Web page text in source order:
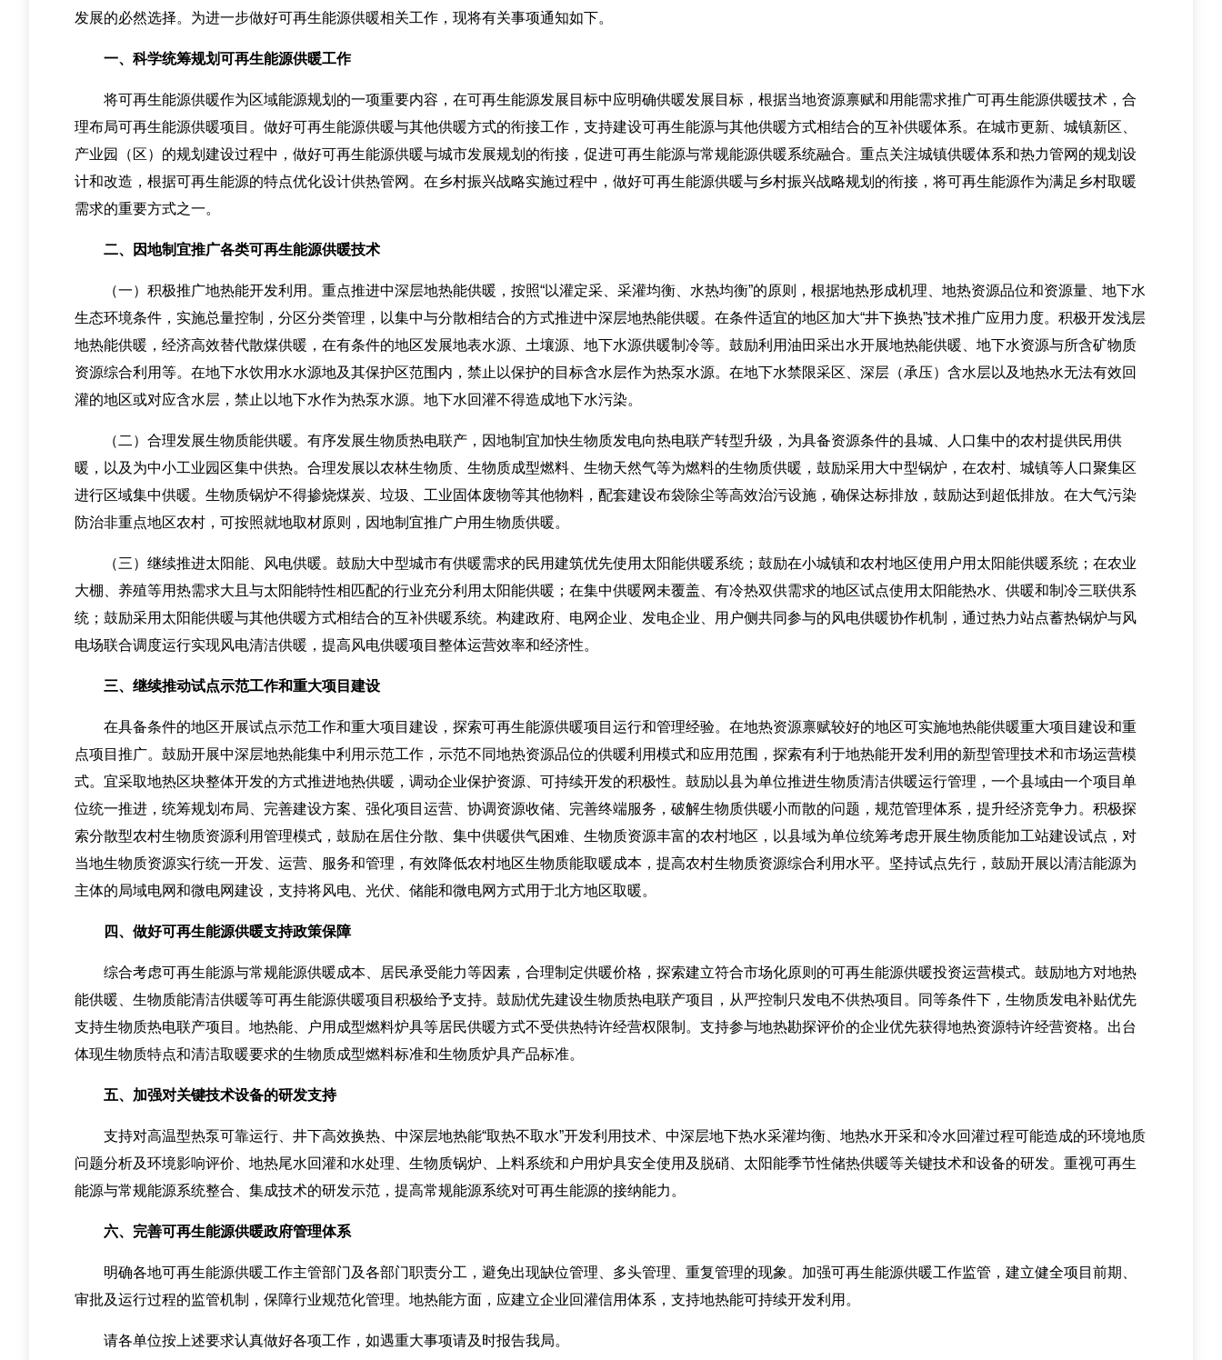
发展的必然选择。为进一步做好可再生能源供暖相关工作，现将有关事项通知如下。
一、科学统筹规划可再生能源供暖工作
将可再生能源供暖作为区域能源规划的一项重要内容，在可再生能源发展目标中应明确供暖发展目标，根据当地资源禀赋和用能需求推广可再生能源供暖技术，合
理布局可再生能源供暖项目。做好可再生能源供暖与其他供暖方式的衔接工作，支持建设可再生能源与其他供暖方式相结合的互补供暖体系。在城市更新、城镇新区、
产业园（区）的规划建设过程中，做好可再生能源供暖与城市发展规划的衔接，促进可再生能源与常规能源供暖系统融合。重点关注城镇供暖体系和热力管网的规划设
计和改造，根据可再生能源的特点优化设计供热管网。在乡村振兴战略实施过程中，做好可再生能源供暖与乡村振兴战略规划的衔接，将可再生能源作为满足乡村取暖
需求的重要方式之一。
二、因地制宜推广各类可再生能源供暖技术
（一）积极推广地热能开发利用。重点推进中深层地热能供暖，按照“以灌定采、采灌均衡、水热均衡”的原则，根据地热形成机理、地热资源品位和资源量、地下水
生态环境条件，实施总量控制，分区分类管理，以集中与分散相结合的方式推进中深层地热能供暖。在条件适宜的地区加大“井下换热”技术推广应用力度。积极开发浅层
地热能供暖，经济高效替代散煤供暖，在有条件的地区发展地表水源、土壤源、地下水源供暖制冷等。鼓励利用油田采出水开展地热能供暖、地下水资源与所含矿物质
资源综合利用等。在地下水饮用水水源地及其保护区范围内，禁止以保护的目标含水层作为热泵水源。在地下水禁限采区、深层（承压）含水层以及地热水无法有效回
灌的地区或对应含水层，禁止以地下水作为热泵水源。地下水回灌不得造成地下水污染。
（二）合理发展生物质能供暖。有序发展生物质热电联产，因地制宜加快生物质发电向热电联产转型升级，为具备资源条件的县城、人口集中的农村提供民用供
暖，以及为中小工业园区集中供热。合理发展以农林生物质、生物质成型燃料、生物天然气等为燃料的生物质供暖，鼓励采用大中型锅炉，在农村、城镇等人口聚集区
进行区域集中供暖。生物质锅炉不得掺烧煤炭、垃圾、工业固体废物等其他物料，配套建设布袋除尘等高效治污设施，确保达标排放，鼓励达到超低排放。在大气污染
防治非重点地区农村，可按照就地取材原则，因地制宜推广户用生物质供暖。
（三）继续推进太阳能、风电供暖。鼓励大中型城市有供暖需求的民用建筑优先使用太阳能供暖系统；鼓励在小城镇和农村地区使用户用太阳能供暖系统；在农业
大棚、养殖等用热需求大且与太阳能特性相匹配的行业充分利用太阳能供暖；在集中供暖网未覆盖、有冷热双供需求的地区试点使用太阳能热水、供暖和制冷三联供系
统；鼓励采用太阳能供暖与其他供暖方式相结合的互补供暖系统。构建政府、电网企业、发电企业、用户侧共同参与的风电供暖协作机制，通过热力站点蓄热锅炉与风
电场联合调度运行实现风电清洁供暖，提高风电供暖项目整体运营效率和经济性。
三、继续推动试点示范工作和重大项目建设
在具备条件的地区开展试点示范工作和重大项目建设，探索可再生能源供暖项目运行和管理经验。在地热资源禀赋较好的地区可实施地热能供暖重大项目建设和重
点项目推广。鼓励开展中深层地热能集中利用示范工作，示范不同地热资源品位的供暖利用模式和应用范围，探索有利于地热能开发利用的新型管理技术和市场运营模
式。宜采取地热区块整体开发的方式推进地热供暖，调动企业保护资源、可持续开发的积极性。鼓励以县为单位推进生物质清洁供暖运行管理，一个县域由一个项目单
位统一推进，统筹规划布局、完善建设方案、强化项目运营、协调资源收储、完善终端服务，破解生物质供暖小而散的问题，规范管理体系，提升经济竞争力。积极探
索分散型农村生物质资源利用管理模式，鼓励在居住分散、集中供暖供气困难、生物质资源丰富的农村地区，以县域为单位统筹考虑开展生物质能加工站建设试点，对
当地生物质资源实行统一开发、运营、服务和管理，有效降低农村地区生物质能取暖成本，提高农村生物质资源综合利用水平。坚持试点先行，鼓励开展以清洁能源为
主体的局域电网和微电网建设，支持将风电、光伏、储能和微电网方式用于北方地区取暖。
四、做好可再生能源供暖支持政策保障
综合考虑可再生能源与常规能源供暖成本、居民承受能力等因素，合理制定供暖价格，探索建立符合市场化原则的可再生能源供暖投资运营模式。鼓励地方对地热
能供暖、生物质能清洁供暖等可再生能源供暖项目积极给予支持。鼓励优先建设生物质热电联产项目，从严控制只发电不供热项目。同等条件下，生物质发电补贴优先
支持生物质热电联产项目。地热能、户用成型燃料炉具等居民供暖方式不受供热特许经营权限制。支持参与地热勘探评价的企业优先获得地热资源特许经营资格。出台
体现生物质特点和清洁取暖要求的生物质成型燃料标准和生物质炉具产品标准。
五、加强对关键技术设备的研发支持
支持对高温型热泵可靠运行、井下高效换热、中深层地热能“取热不取水”开发利用技术、中深层地下热水采灌均衡、地热水开采和冷水回灌过程可能造成的环境地质
问题分析及环境影响评价、地热尾水回灌和水处理、生物质锅炉、上料系统和户用炉具安全使用及脱硝、太阳能季节性储热供暖等关键技术和设备的研发。重视可再生
能源与常规能源系统整合、集成技术的研发示范，提高常规能源系统对可再生能源的接纳能力。
六、完善可再生能源供暖政府管理体系
明确各地可再生能源供暖工作主管部门及各部门职责分工，避免出现缺位管理、多头管理、重复管理的现象。加强可再生能源供暖工作监管，建立健全项目前期、
审批及运行过程的监管机制，保障行业规范化管理。地热能方面，应建立企业回灌信用体系，支持地热能可持续开发利用。
请各单位按上述要求认真做好各项工作，如遇重大事项请及时报告我局。